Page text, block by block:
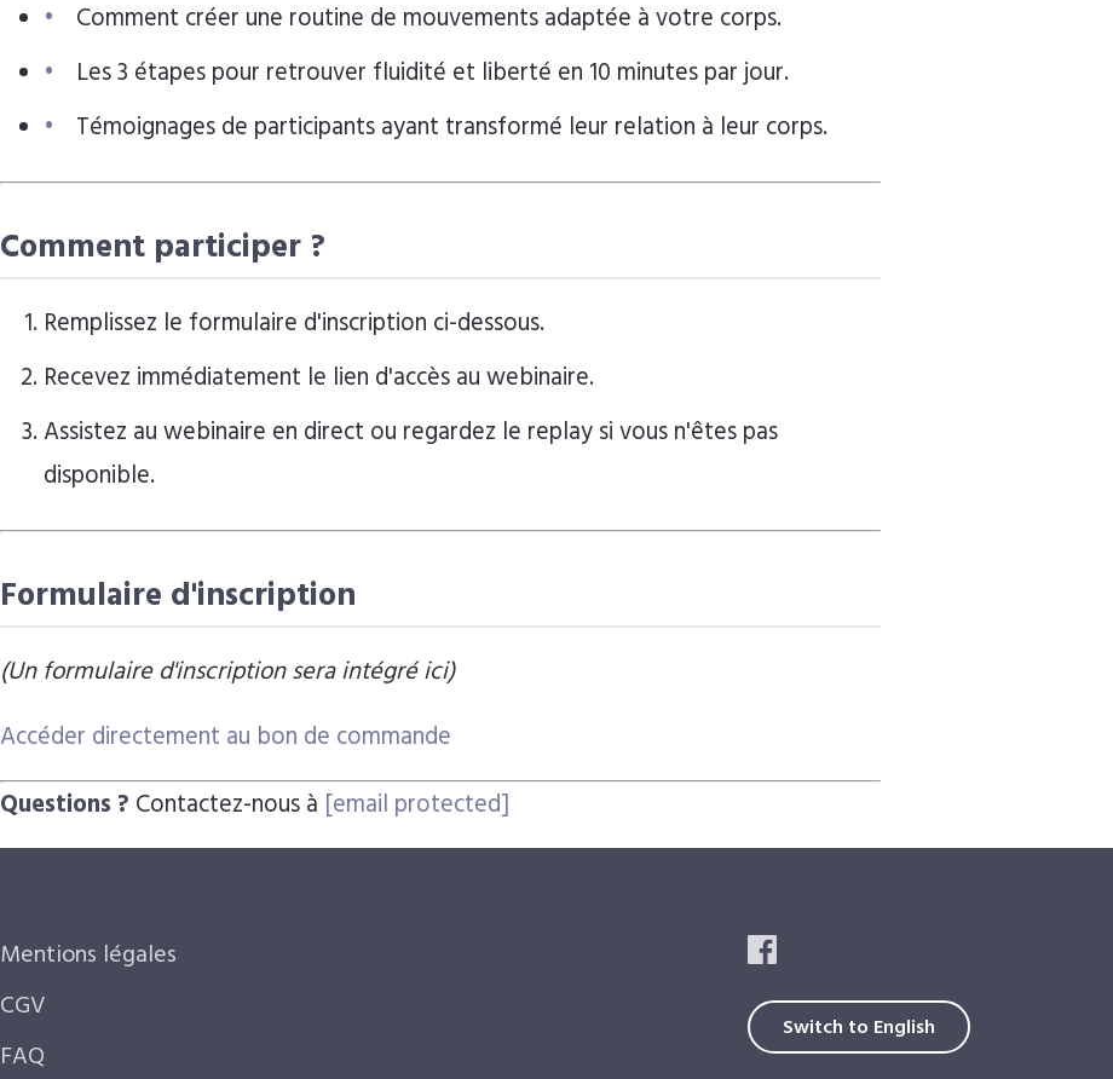
Comment créer une routine de mouvements adaptée à votre corps.
Les 3 étapes pour retrouver fluidité et liberté en 10 minutes par jour.
Témoignages de participants ayant transformé leur relation à leur corps.
Comment participer ?
Remplissez le formulaire d'inscription ci-dessous.
Recevez immédiatement le lien d'accès au webinaire.
Assistez au webinaire en direct ou regardez le replay si vous n'êtes pas
disponible.
Formulaire d'inscription
(Un formulaire d'inscription sera intégré ici)
Accéder directement au bon de commande
Questions ? Contactez-nous à [email protected]
Mentions légales
CGV
FAQ
Switch to English